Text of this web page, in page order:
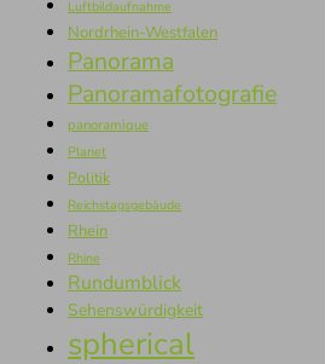
Luftbildaufnahme
Nordrhein-Westfalen
Panorama
Panoramafotografie
panoramique
Planet
Politik
Reichstagsgebäude
Rhein
Rhine
Rundumblick
Sehenswürdigkeit
spherical